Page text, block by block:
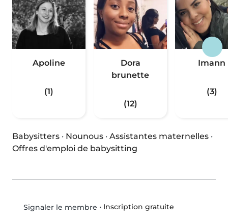
Apoline
(1)
Dora
brunette
(12)
Imann
(3)
Babysitters · Nounous · Assistantes maternelles ·
Offres d'emploi de babysitting
Signaler le membre • Inscription gratuite